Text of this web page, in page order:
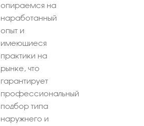
опираемся на
наработанный
опыт и
имеющиеся
практики на
рынке, что
гарантирует
профессиональный
подбор типа
наружнего и